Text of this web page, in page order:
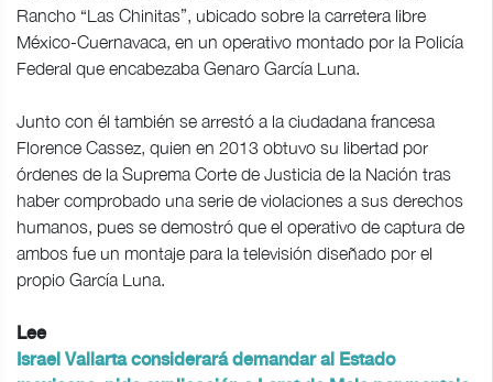
Rancho “Las Chinitas”, ubicado sobre la carretera libre
México-Cuernavaca, en un operativo montado por la Policía
Federal que encabezaba Genaro García Luna.
Junto con él también se arrestó a la ciudadana francesa
Florence Cassez, quien en 2013 obtuvo su libertad por
órdenes de la Suprema Corte de Justicia de la Nación tras
haber comprobado una serie de violaciones a sus derechos
humanos, pues se demostró que el operativo de captura de
ambos fue un montaje para la televisión diseñado por el
propio García Luna.
Lee
Israel Vallarta considerará demandar al Estado